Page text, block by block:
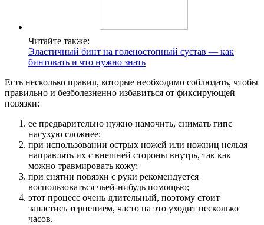
Читайте также:
Эластичный бинт на голеностопный сустав — как
бинтовать и что нужно знать
Есть несколько правил, которые необходимо соблюдать, чтобы
правильно и безболезненно избавиться от фиксирующей
повязки:
ее предварительно нужно намочить, снимать гипс
насухую сложнее;
при использовании острых ножей или ножниц нельзя
направлять их с внешней стороны внутрь, так как
можно травмировать кожу;
при снятии повязки с руки рекомендуется
воспользоваться чьей-нибудь помощью;
этот процесс очень длительный, поэтому стоит
запастись терпением, часто на это уходит несколько
часов.